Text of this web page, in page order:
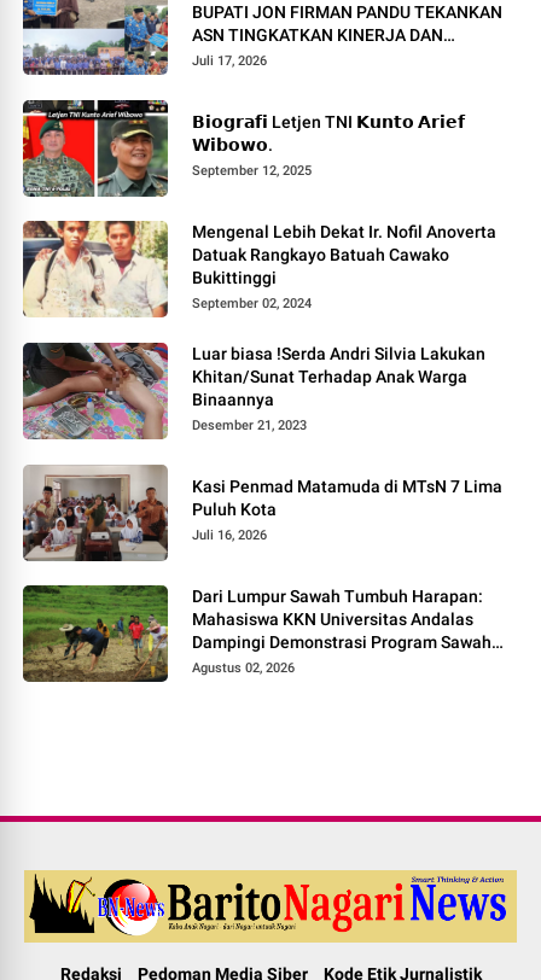
BUPATI JON FIRMAN PANDU TEKANKAN
ASN TINGKATKAN KINERJA DAN
PELAYANAN MASYARAKAT.
Juli 17, 2026
𝗕𝗶𝗼𝗴𝗿𝗮𝗳𝗶 Letjen TNI 𝗞𝘂𝗻𝘁𝗼 𝗔𝗿𝗶𝗲𝗳
𝗪𝗶𝗯𝗼𝘄𝗼.
September 12, 2025
Mengenal Lebih Dekat Ir. Nofil Anoverta
Datuak Rangkayo Batuah Cawako
Bukittinggi
September 02, 2024
Luar biasa !Serda Andri Silvia Lakukan
Khitan/Sunat Terhadap Anak Warga
Binaannya
Desember 21, 2023
Kasi Penmad Matamuda di MTsN 7 Lima
Puluh Kota
Juli 16, 2026
Dari Lumpur Sawah Tumbuh Harapan:
Mahasiswa KKN Universitas Andalas
Dampingi Demonstrasi Program Sawah
Pokok Murah di Jorong Bayua
Agustus 02, 2026
Redaksi Pedoman Media Siber Kode Etik Jurnalistik